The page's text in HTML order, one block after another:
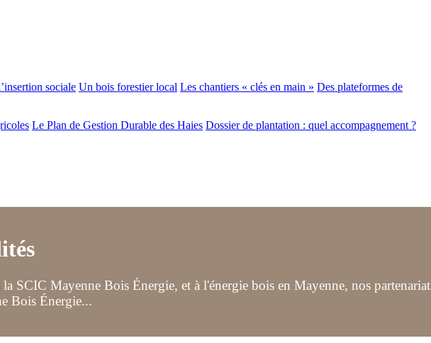
sociale Un bois forestier local Les chantiers « clés en main » Des plateformes de
Le Plan de Gestion Durable des Haies Dossier de plantation : quel accompagnement ?
SCIC Mayenne Bois Énergie, et à l'énergie bois en Mayenne, nos
Bois Énergie...